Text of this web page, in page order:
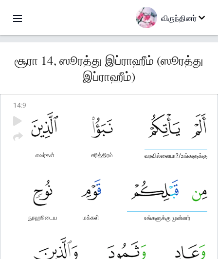
விருந்தினர்
சூரா 14, ஸூரத்து இப்ராஹீம் (ஸூரத்து
இப்ராஹீம்)
14:9
வரவில்லையா?/உங்களுக்கு
சரித்திரம்
எவர்கள்
உங்களுக்கு முன்னர்
மக்கள்
நூஹூடைய